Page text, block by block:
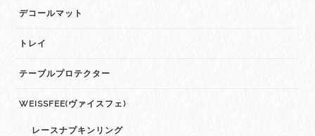
デコールマット
トレイ
テーブルプロテクター
WEISSFEE(ヴァイスフェ)
レースナプキンリング